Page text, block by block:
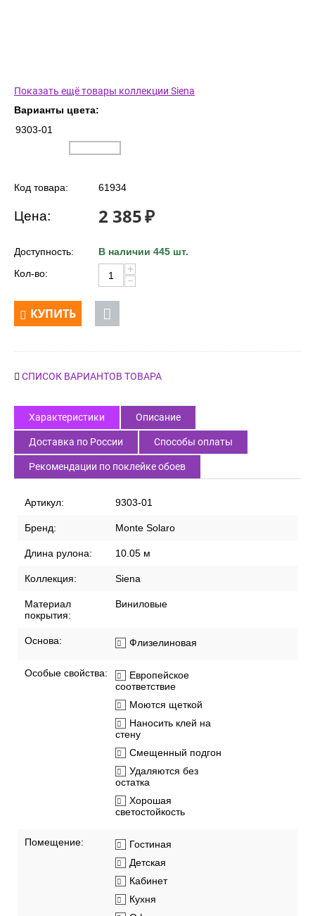
Показать ещё товары коллекции Siena
Варианты цвета:
9303-01
Код товара: 61934
Цена: 2 385₽
Доступность:
В наличии 445 шт.
Кол-во:
+
−
КУПИТЬ
СПИСОК ВАРИАНТОВ ТОВАРА
Характеристики Описание
Доставка по России Способы оплаты
Рекомендации по поклейке обоев
Артикул: 9303-01
Бренд: Monte Solaro
Длина рулона: 10.05 м
Коллекция: Siena
Материал
покрытия:
Виниловые
Основа: Флизелиновая
Особые свойства:
Европейское
соответствие
Моются щеткой
Наносить клей на
стену
Смещенный подгон
Удаляются без
остатка
Хорошая
светостойкость
Помещение:
Гостиная
Детская
Кабинет
Кухня